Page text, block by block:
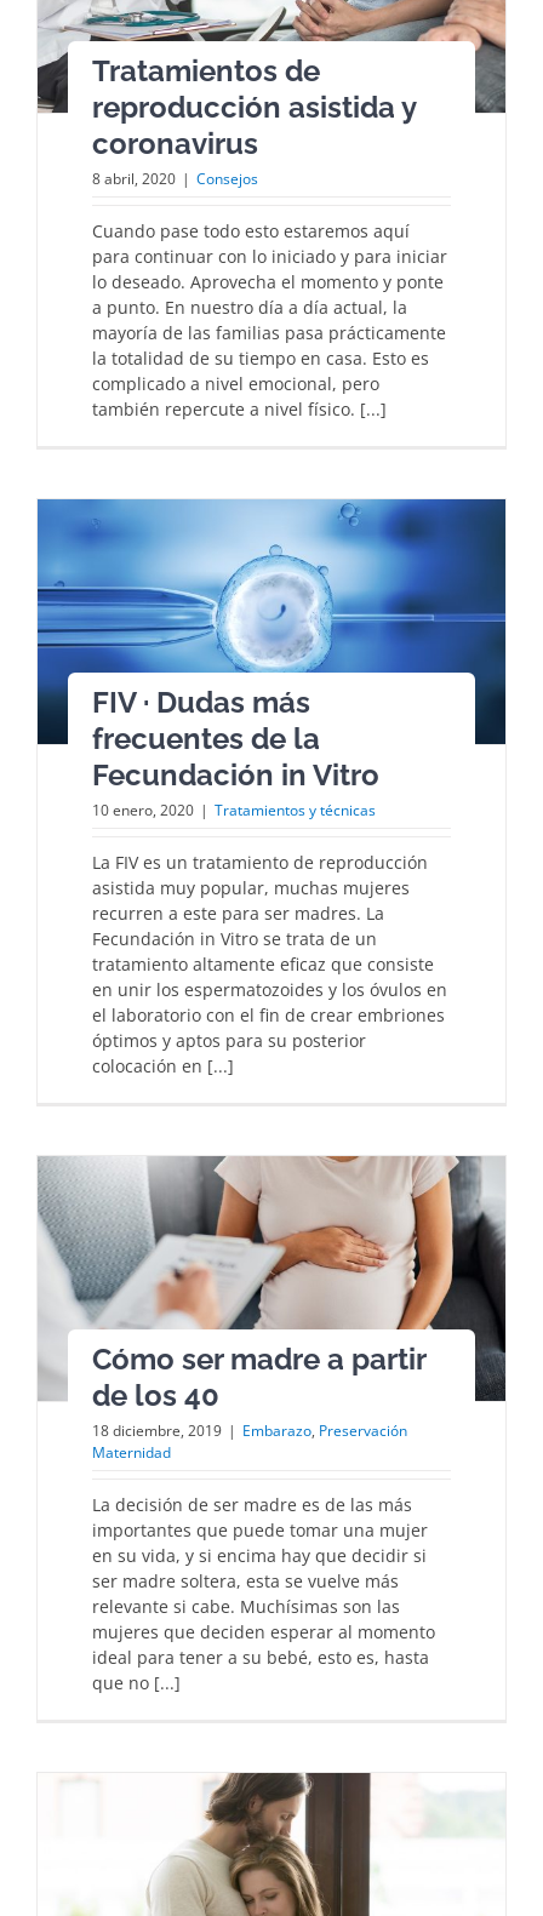
Tratamientos de
reproducción asistida y
coronavirus
8 abril, 2020 | Consejos
Cuando pase todo esto estaremos aquí
para continuar con lo iniciado y para iniciar
lo deseado. Aprovecha el momento y ponte
a punto. En nuestro día a día actual, la
mayoría de las familias pasa prácticamente
la totalidad de su tiempo en casa. Esto es
complicado a nivel emocional, pero
también repercute a nivel físico. [...]
FIV · Dudas más
frecuentes de la
Fecundación in Vitro
10 enero, 2020 | Tratamientos y técnicas
La FIV es un tratamiento de reproducción
asistida muy popular, muchas mujeres
recurren a este para ser madres. La
Fecundación in Vitro se trata de un
tratamiento altamente eficaz que consiste
en unir los espermatozoides y los óvulos en
el laboratorio con el fin de crear embriones
óptimos y aptos para su posterior
colocación en [...]
Cómo ser madre a partir
de los 40
18 diciembre, 2019 | Embarazo, Preservación
Maternidad
La decisión de ser madre es de las más
importantes que puede tomar una mujer
en su vida, y si encima hay que decidir si
ser madre soltera, esta se vuelve más
relevante si cabe. Muchísimas son las
mujeres que deciden esperar al momento
ideal para tener a su bebé, esto es, hasta
que no [...]